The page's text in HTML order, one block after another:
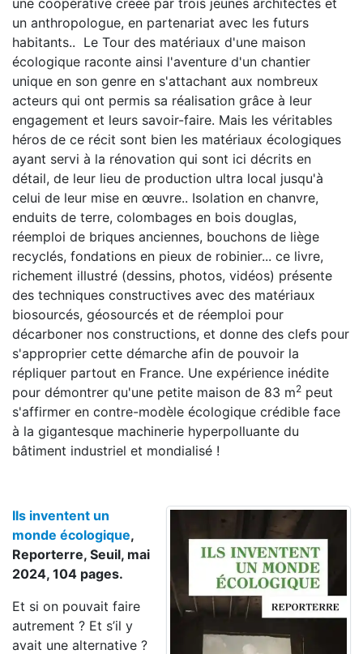
une coopérative créée par trois jeunes architectes et
un anthropologue, en partenariat avec les futurs
habitants.. Le Tour des matériaux d'une maison
écologique raconte ainsi l'aventure d'un chantier
unique en son genre en s'attachant aux nombreux
acteurs qui ont permis sa réalisation grâce à leur
engagement et leurs savoir-faire. Mais les véritables
héros de ce récit sont bien les matériaux écologiques
ayant servi à la rénovation qui sont ici décrits en
détail, de leur lieu de production ultra local jusqu'à
celui de leur mise en œuvre.. Isolation en chanvre,
enduits de terre, colombages en bois douglas,
réemploi de briques anciennes, bouchons de liège
recyclés, fondations en pieux de robinier... ce livre,
richement illustré (dessins, photos, vidéos) présente
des techniques constructives avec des matériaux
biosourcés, géosourcés et de réemploi pour
décarboner nos constructions, et donne des clefs pour
s'approprier cette démarche afin de pouvoir la
répliquer partout en France. Une expérience inédite
pour démontrer qu'une petite maison de 83 m2 peut
s'affirmer en contre-modèle écologique crédible face
à la gigantesque machinerie hyperpolluante du
bâtiment industriel et mondialisé !
Ils inventent un
monde écologique,
Reporterre, Seuil, mai
2024, 104 pages.
Et si on pouvait faire
autrement ? Et s’il y
avait une alternative ?